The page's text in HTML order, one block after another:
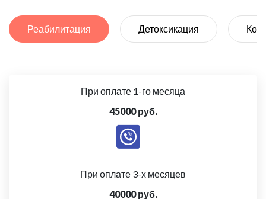
Реабилитация Детоксикация
При оплате 1-го месяца
45000 руб.
При оплате 3-х месяцев
40000 руб.